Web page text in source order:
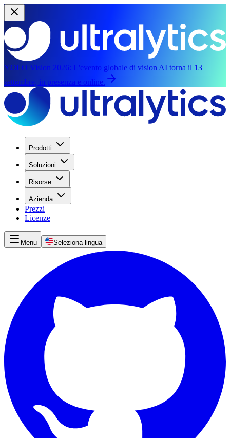
YOLO Vision 2026: L'evento globale di vision AI torna il 13
settembre, in presenza e online.
Prodotti
Soluzioni
Risorse
Azienda
Prezzi
Licenze
Menu Seleziona lingua